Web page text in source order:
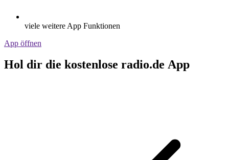
viele weitere App Funktionen
App öffnen
Hol dir die kostenlose radio.de App